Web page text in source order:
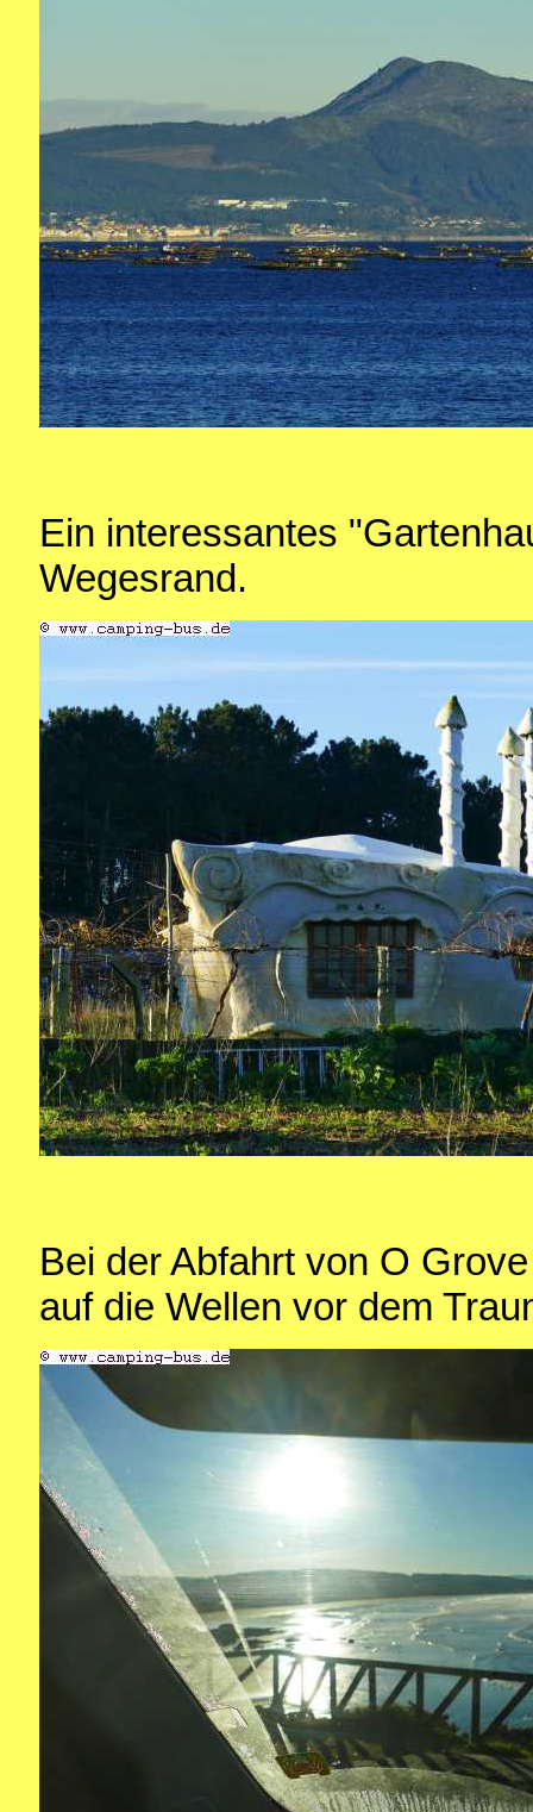
Ein interessantes
Wegesrand.
Bei der Abfahrt von O
auf die Wellen vor dem